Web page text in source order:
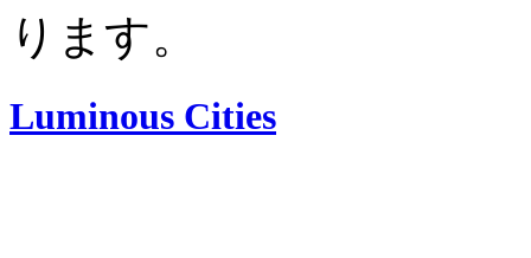
ります。
Luminous Cities